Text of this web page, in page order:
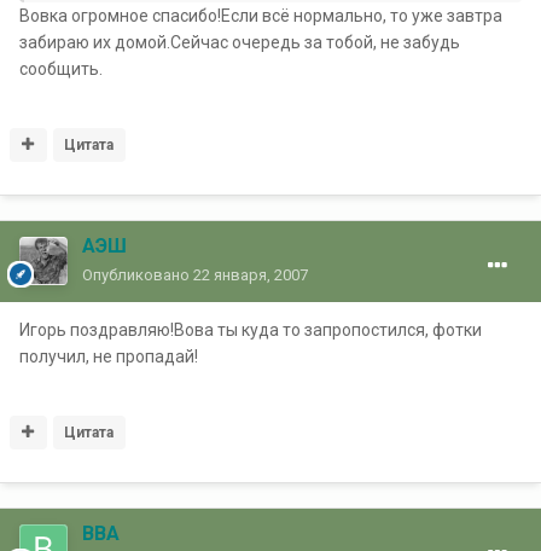
Вовка огромное спасибо!Если всё нормально, то уже завтра
забираю их домой.Сейчас очередь за тобой, не забудь
сообщить.
Цитата
АЭШ
Опубликовано 22 января, 2007
Игорь поздравляю!Вова ты куда то запропостился, фотки
получил, не пропадай!
Цитата
ВВА